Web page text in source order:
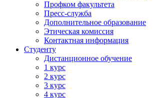
Профком факультета
Пресс-служба
Дополнительное образование
Этическая комиссия
Контактная информация
Студенту
Дистанционное обучение
1 курс
2 курс
3 курс
4 курс